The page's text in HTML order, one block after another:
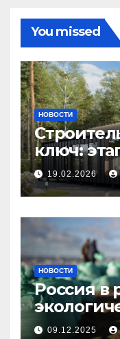
You missed
НОВОСТИ
ключ:
19.02.2026
НОВОСТИ
Россия в
09.12.2025